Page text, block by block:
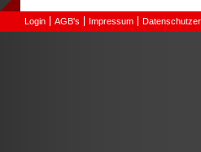
Login AGB's Impressum